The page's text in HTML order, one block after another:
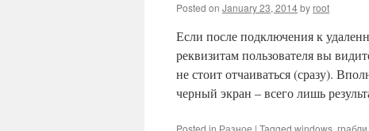
Posted on January 23, 2014by root
Если после подключения к
реквизитам пользователя вы
не стоит отчаиваться (сразу).
черный экран – всего лишь
Posted in Разное | Tagged windows грабли